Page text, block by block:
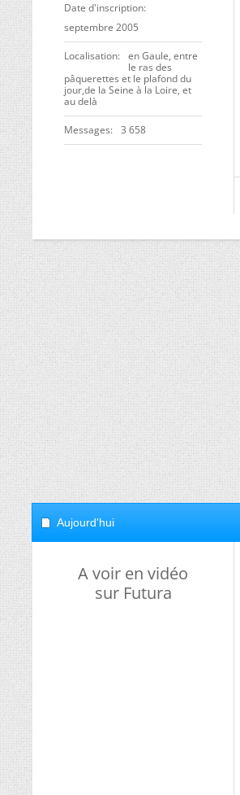
Date d'inscription
septembre 2005
Localisation
en Gaule, entre
le ras des
pâquerettes et le plafond du
jour,de la Seine à la Loire, et
au delà
Messages 3 658
Aujourd'hui
A voir en vidéo
sur Futura